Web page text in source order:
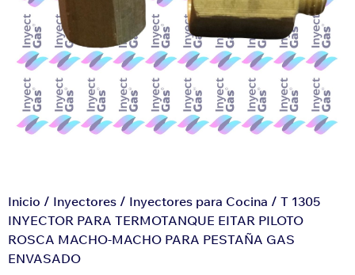
Inicio / Inyectores / Inyectores para Cocina / T 1305
INYECTOR PARA TERMOTANQUE EITAR PILOTO
ROSCA MACHO-MACHO PARA PESTAÑA GAS
ENVASADO